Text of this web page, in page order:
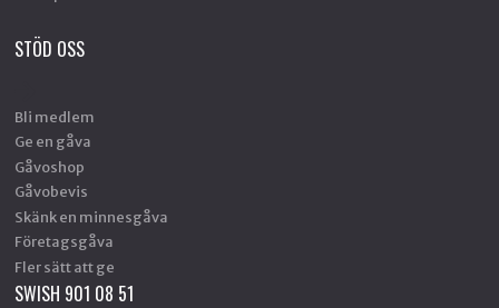
STÖD OSS
Bli medlem
Ge en gåva
Gåvoshop
Gåvobevis
Skänk en minnesgåva
Företagsgåva
Fler sätt att ge
SWISH 901 08 51